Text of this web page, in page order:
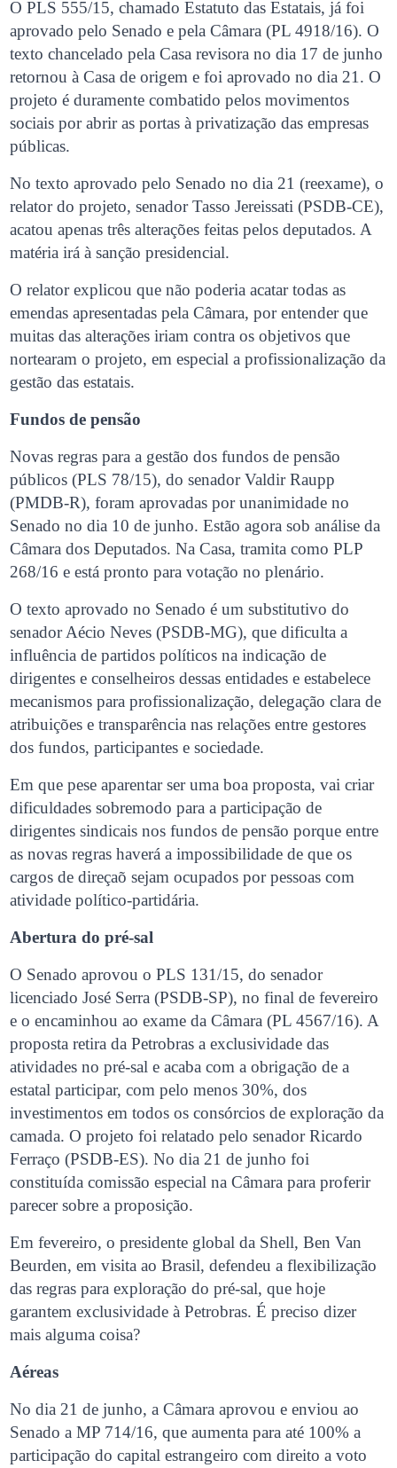
O PLS 555/15, chamado Estatuto das Estatais, já foi
aprovado pelo Senado e pela Câmara (PL 4918/16). O
texto chancelado pela Casa revisora no dia 17 de junho
retornou à Casa de origem e foi aprovado no dia 21. O
projeto é duramente combatido pelos movimentos
sociais por abrir as portas à privatização das empresas
públicas.
No texto aprovado pelo Senado no dia 21 (reexame), o
relator do projeto, senador Tasso Jereissati (PSDB-CE),
acatou apenas três alterações feitas pelos deputados. A
matéria irá à sanção presidencial.
O relator explicou que não poderia acatar todas as
emendas apresentadas pela Câmara, por entender que
muitas das alterações iriam contra os objetivos que
nortearam o projeto, em especial a profissionalização da
gestão das estatais.
Fundos de pensão
Novas regras para a gestão dos fundos de pensão
públicos (PLS 78/15), do senador Valdir Raupp
(PMDB-R), foram aprovadas por unanimidade no
Senado no dia 10 de junho. Estão agora sob análise da
Câmara dos Deputados. Na Casa, tramita como PLP
268/16 e está pronto para votação no plenário.
O texto aprovado no Senado é um substitutivo do
senador Aécio Neves (PSDB-MG), que dificulta a
influência de partidos políticos na indicação de
dirigentes e conselheiros dessas entidades e estabelece
mecanismos para profissionalização, delegação clara de
atribuições e transparência nas relações entre gestores
dos fundos, participantes e sociedade.
Em que pese aparentar ser uma boa proposta, vai criar
dificuldades sobremodo para a participação de
dirigentes sindicais nos fundos de pensão porque entre
as novas regras haverá a impossibilidade de que os
cargos de direçaõ sejam ocupados por pessoas com
atividade político-partidária.
Abertura do pré-sal
O Senado aprovou o PLS 131/15, do senador
licenciado José Serra (PSDB-SP), no final de fevereiro
e o encaminhou ao exame da Câmara (PL 4567/16). A
proposta retira da Petrobras a exclusividade das
atividades no pré-sal e acaba com a obrigação de a
estatal participar, com pelo menos 30%, dos
investimentos em todos os consórcios de exploração da
camada. O projeto foi relatado pelo senador Ricardo
Ferraço (PSDB-ES). No dia 21 de junho foi
constituída comissão especial na Câmara para proferir
parecer sobre a proposição.
Em fevereiro, o presidente global da Shell, Ben Van
Beurden, em visita ao Brasil, defendeu a flexibilização
das regras para exploração do pré-sal, que hoje
garantem exclusividade à Petrobras. É preciso dizer
mais alguma coisa?
Aéreas
No dia 21 de junho, a Câmara aprovou e enviou ao
Senado a MP 714/16, que aumenta para até 100% a
participação do capital estrangeiro com direito a voto